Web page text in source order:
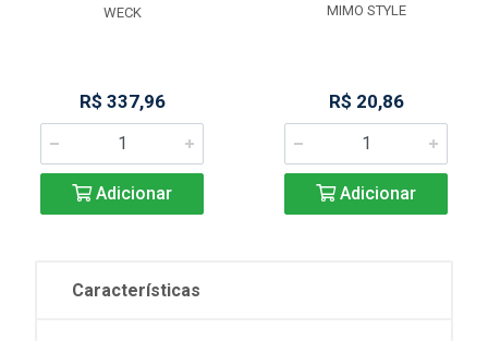
WECK
R$ 337,96
Adicionar
MIMO STYLE
R$ 20,86
Adicionar
Características